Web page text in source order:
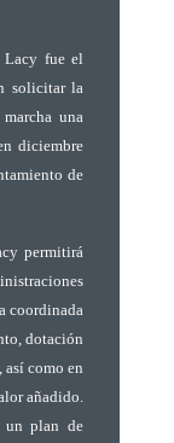
Lacy fue el
solicitar la
una
diciembre
de
permitirá
coordinada
dotación
como en
añadido.
un plan de